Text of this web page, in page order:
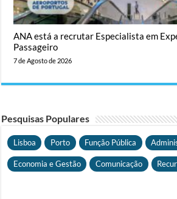
ANA está a recrutar Especialista em
Passageiro
7 de Agosto de 2026
Pesquisas Populares
Lisboa Porto Função Pública
Economia e Gestão Comunicação